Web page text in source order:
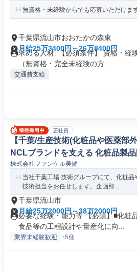
無資格・未経験からでも応募いただけます
千葉県流山市おおたかの森東
月給25万3400円～26万8400円
求める人材: 【必須条件】 資格・経
（無資格・完全未経験の方...
交通費支給
正社員
【千葉/生産技術(化粧品や医薬部
NCLブランドを支える 化粧品製
株式会社ファンケル美健
当社千葉工場 技術グループにて、化粧
技術担当をお任せします。企画部...
千葉県流山市
月給25万2000円～38万2000円
必要な経験・能力等 【必須】■化粧
食品等の工程設計や量産化に向...
業界未経験歓迎 +5個